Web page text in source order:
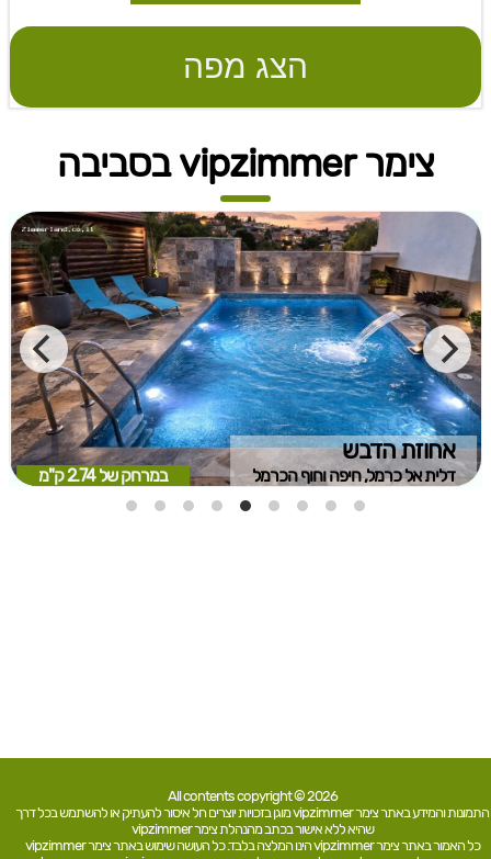
הצג מפה
צימר vipzimmer בסביבה
אחוזת הדבש
דלית אל כרמל, חיפה וחוף הכרמל במרחק של 2.74 ק"מ
All contents copyright © 2026
התמונות והמידע באתר צימר vipzimmer מוגן בזכויות יוצרים חל איסור להעתיק או להשתמש בכל דרך
שהיא ללא אישור בכתב מהנהלת צימר vipzimmer
כל האמור באתר צימר vipzimmer הינו המלצה בלבד. כל העושה שימוש באתר צימר vipzimmer